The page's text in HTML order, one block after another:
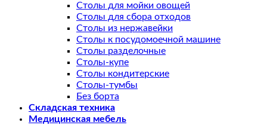
Столы для мойки овощей
Столы для сбора отходов
Столы из нержавейки
Столы к посудомоечной машине
Столы разделочные
Столы-купе
Столы кондитерские
Столы-тумбы
Без борта
Складская техника
Медицинская мебель